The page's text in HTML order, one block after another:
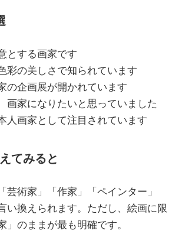
とする画家です
彩の美しさで知られています
の企画展が開かれています
画家になりたいと思っていました
人画家として注目されています
てみると
芸術家」「作家」「ペインター」
い換えられます。ただし、絵画に限
」のままが最も明確です。